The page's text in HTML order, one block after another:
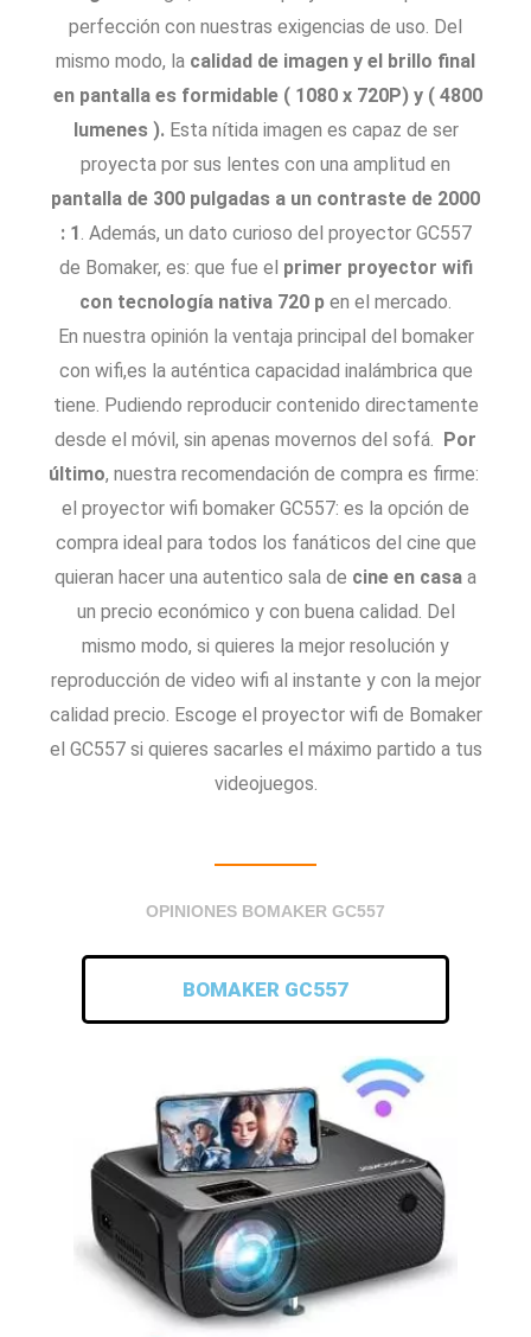
perfección con nuestras exigencias de uso. Del
mismo modo, la calidad de imagen y el brillo final
en pantalla es formidable ( 1080 x 720P) y ( 4800
lumenes ).Esta nítida imagen es capaz de ser
proyecta por sus lentes con una amplitud en
pantalla de 300 pulgadas a un contraste de 2000
: 1. Además, un dato curioso del proyector GC557
de Bomaker, es: que fue el primer proyector wifi
con tecnología nativa 720 p en el mercado.
En nuestra opinión la ventaja principal del bomaker
con wifi,es la auténtica capacidad inalámbrica que
tiene. Pudiendo reproducir contenido directamente
desde el móvil, sin apenas movernos del sofá.
Por
último, nuestra recomendación de compra es firme:
el proyector wifi bomaker GC557: es la opción de
compra ideal para todos los fanáticos del cine que
quieran hacer una autentico sala de cine en casa a
un precio económico y con buena calidad. Del
mismo modo, si quieres la mejor resolución y
reproducción de video wifi al instante y con la mejor
calidad precio. Escoge el proyector wifi de Bomaker
el GC557 si quieres sacarles el máximo partido a tus
videojuegos.
OPINIONES BOMAKER GC557
BOMAKER GC557